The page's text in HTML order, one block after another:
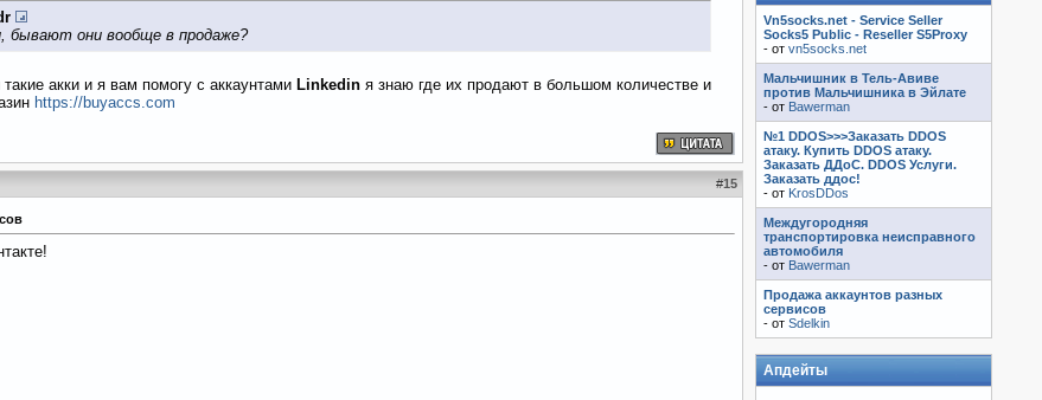
бывают они вообще в продаже?
акки и я вам помогу с аккаунтами Linkedin я знаю где их продают в большом количестве и
https://buyaccs.com
#15
Vn5socks.net - Service Seller
Socks5 Public - Reseller S5Proxy
- от vn5socks.net
Мальчишник в Тель-Авиве
против Мальчишника в Эйлате
- от Bawerman
№1 DDOS>>>Заказать DDOS
атаку. Купить DDOS атаку.
Заказать ДДоС. DDOS Услуги.
Заказать ддос!
- от KrosDDos
Междугородняя
транспортировка неисправного
автомобиля
- от Bawerman
Продажа аккаунтов разных
сервисов
- от Sdelkin
Апдейты